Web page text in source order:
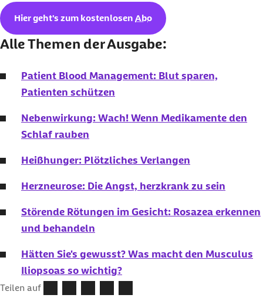
Hier geht's zum kostenlosen Abo
Alle Themen der Ausgabe:
Patient Blood Management: Blut sparen,
Patienten schützen
Nebenwirkung: Wach! Wenn Medikamente den
Schlaf rauben
Heißhunger: Plötzliches Verlangen
Herzneurose: Die Angst, herzkrank zu sein
Störende Rötungen im Gesicht: Rosazea erkennen
und behandeln
Hätten Sie's gewusst? Was macht den Musculus
Iliopsoas so wichtig?
Teilen auf